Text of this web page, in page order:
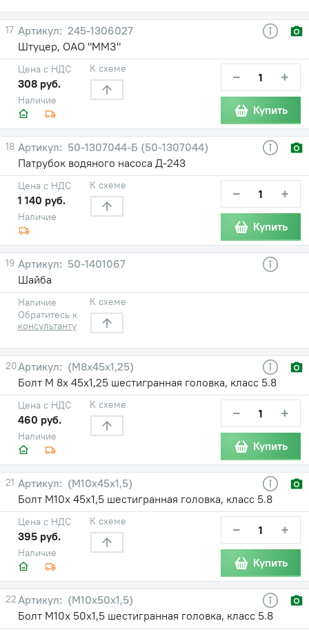
17
245-1306027
Штуцер, ОАО "ММЗ"
Наличие
Цена с НДС
308 руб.
К схеме − +
Купить
18
50-1307044-Б (50-1307044)
Патрубок водяного насоса Д-243
Наличие
Цена с НДС
1 140 руб.
К схеме − +
Купить
19
50-1401067
Шайба
Наличие
Обратитесь к
консультанту
К схеме
20
(М8х45х1,25)
Болт М 8х 45х1,25 шестигранная головка, класс 5.8
Наличие
Цена с НДС
460 руб.
К схеме − +
Купить
21
(М10х45х1,5)
Болт М10х 45х1,5 шестигранная головка, класс 5.8
Наличие
Цена с НДС
395 руб.
К схеме − +
Купить
22
(М10х50х1,5)
Болт М10х 50х1,5 шестигранная головка, класс 5.8